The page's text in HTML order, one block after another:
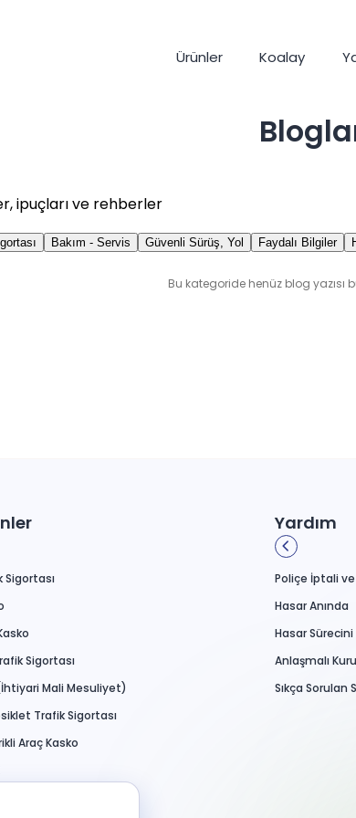
Ürünler Koalay
ipuçları ve rehberler
Bakım - Servis Güvenli Sürüş, Yol Faydalı Bilgiler
Bu kategoride henüz blog yazısı
Sigortası
Sigortası
Mali Mesuliyet)
Trafik Sigortası
Araç Kasko
Yardım
Poliçe İptali
Hasar Anında
Hasar Sürecini
Anlaşmalı
Sıkça Sorulan